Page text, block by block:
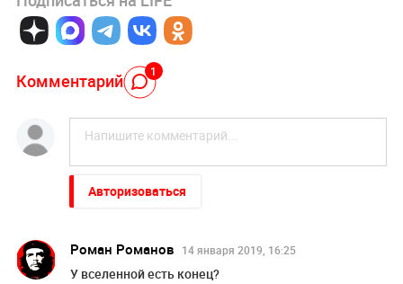
Комментарий 1
Авторизоваться
Роман Романов 14 января 2019, 16:25
У вселенной есть конец?